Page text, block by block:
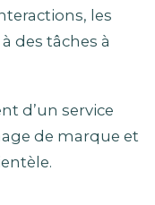
les
des tâches à
d’un service
de marque et